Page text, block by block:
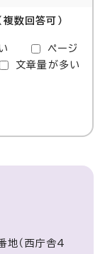
数回答可）
ページ
文章量が多い
（西庁舎4